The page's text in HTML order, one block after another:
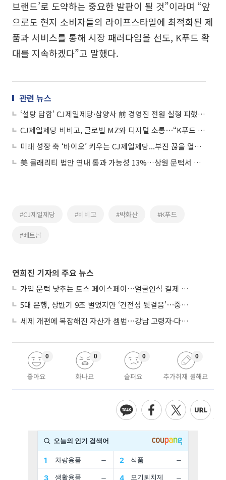
브랜드’로 도약하는 중요한 발판이 될 것”이라며 “앞
으로도 현지 소비자들의 라이프스타일에 최적화된 제
품과 서비스를 통해 시장 패러다임을 선도, K푸드 확
대를 지속하겠다”고 말했다.
관련 뉴스
‘설탕 담합’ CJ제일제당·삼양사 前 경영진 전원 실형 피했다…法 “폭리 취했다 보기 어려워”
CJ제일제당 비비고, 글로벌 MZ와 디지털 소통⋯“K푸드 홍보 효과”
미래 성장 축 ‘바이오’ 키우는 CJ제일제당...부진 끊을 열쇠는 ‘고부가가치 전략’
美 클래리티 법안 연내 통과 가능성 13%…상원 문턱서 제동
#CJ제일제당 #비비고 #박화산 #K푸드
#베트남
연희진 기자의 주요 뉴스
가입 문턱 낮추는 토스 페이스페이⋯얼굴인식 결제 확산 속도낸다
5대 은행, 상반기 9조 벌었지만 ‘건전성 뒷걸음’⋯중기대출 문턱 높아지나
세제 개편에 복잡해진 자산가 셈법⋯강남 고령자·다주택자 ‘자산재편 고심’
좋아요
0
화나요
0
슬퍼요
0
추가취재 원해요
0